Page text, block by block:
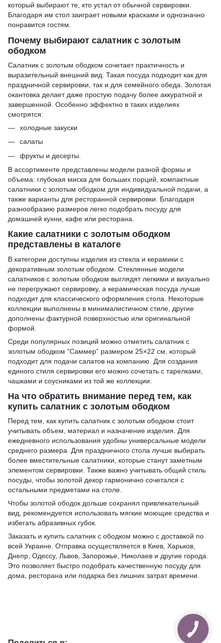
который выбирают те, кто устал от обычной сервировки.
Благодаря им стол заиграет новыми красками и однозначно
понравится гостям.
Почему выбирают салатник с золотым
ободком
Салатник с золотым ободком сочетает практичность и
выразительный внешний вид. Такая посуда подходит как для
праздничной сервировки, так и для семейного обеда. Золотая
окантовка делает даже простую подачу более аккуратной и
завершенной. Особенно эффектно в таких изделиях
смотрятся:
холодные закуски
салаты
фрукты и десерты.
В ассортименте представлены модели разной формы и
объема: глубокая миска для больших порций, компактные
салатники с золотым ободком для индивидуальной подачи, а
также варианты для ресторанной сервировки. Благодаря
разнообразию размеров легко подобрать посуду для
домашней кухни, кафе или ресторана.
Какие салатники с золотым ободком
представлены в каталоге
В категории доступны изделия из стекла и керамики с
декоративным золотым ободком. Стеклянные модели
салатников с золотым ободком выглядят легкими и визуально
не перегружают сервировку, а керамическая посуда лучше
подходит для классического оформления стола. Некоторые
коллекции выполнены в минималистичном стиле, другие
дополнены фактурной поверхностью или оригинальной
формой.
Среди популярных позиций можно отметить салатник с
золотым ободком “Саммер” размером 25×22 см, который
подходит для подачи салатов на компанию. Для создания
единого стиля сервировки его можно сочетать с тарелками,
чашками и соусниками из той же коллекции.
На что обратить внимание перед тем, как
купить салатник с золотым ободком
Перед тем, как купить салатник с золотым ободком стоит
учитывать объем, материал и назначение изделия. Для
ежедневного использования удобны универсальные модели
среднего размера. Для праздничного стола лучше выбирать
более вместительные салатники, которые станут заметным
элементом сервировки. Также важно учитывать общий стиль
посуды, чтобы золотой декор гармонично сочетался с
остальными предметами на столе.
Чтобы золотой ободок дольше сохранял привлекательный
вид, рекомендуется использовать мягкие моющие средства и
избегать абразивных губок.
Заказать и купить салатник с ободком можно с доставкой по
всей Украине. Отправка осуществляется в Киев, Харьков,
Днепр, Одессу, Львов, Запорожье, Николаев и другие города.
Это позволяет быстро подобрать качественную посуду для
дома, ресторана или подарка без лишних затрат времени.